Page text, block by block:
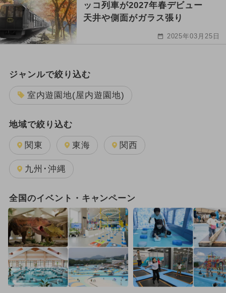
ッコ列車が2027年春デビュー
天井や側面がガラス張り
2025年03月25日
ジャンルで絞り込む
室内遊園地(屋内遊園地)
地域で絞り込む
関東 東海 関西
九州･沖縄
全国のイベント・キャンペーン